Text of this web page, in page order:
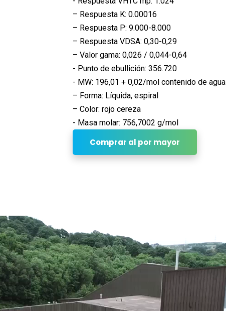
– Respuesta K: 0.00016
– Respuesta P: 9.000-8.000
– Respuesta VDSA: 0,30-0,29
– Valor gama: 0,026 / 0,044-0,64
- Punto de ebullición: 356.720
- MW: 196,01 + 0,02/mol contenido de agua
– Forma: Líquida, espiral
– Color: rojo cereza
- Masa molar: 756,7002 g/mol
Comprar al por mayor